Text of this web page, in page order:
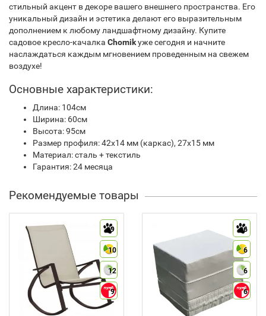
стильный акцент в декоре вашего внешнего пространства. Его
уникальный дизайн и эстетика делают его выразительным
дополнением к любому ландшафтному дизайну. Купите
садовое кресло-качалка Chomikуже сегодня и начните
наслаждаться каждым мгновением проведенным на свежем
воздухе!
Основные характеристики:
Длина: 104см
Ширина: 60см
Высота: 95см
Размер профиля: 42х14 мм (каркас), 27х15 мм
Материал: сталь + текстиль
Гарантия: 24 месяца
Рекомендуемые товары
9
10
12
9
6
6
6
6